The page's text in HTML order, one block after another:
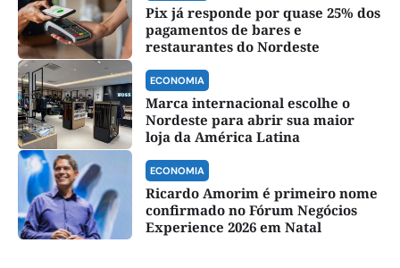
Pix já responde por quase 25% dos
pagamentos de bares e
restaurantes do Nordeste
ECONOMIA
Marca internacional escolhe o
Nordeste para abrir sua maior
loja da América Latina
ECONOMIA
Ricardo Amorim é primeiro nome
confirmado no Fórum Negócios
Experience 2026 em Natal